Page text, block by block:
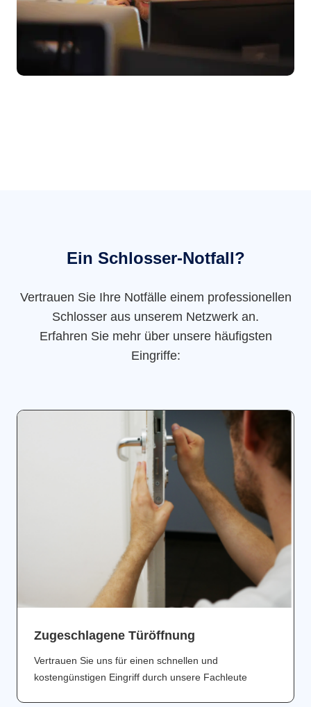
Ein Schlosser-Notfall?
Vertrauen Sie Ihre Notfälle einem professionellen
Schlosser aus unserem Netzwerk an.
Erfahren Sie mehr über unsere häufigsten
Eingriffe:
Zugeschlagene Türöffnung
Vertrauen Sie uns für einen schnellen und
kostengünstigen Eingriff durch unsere Fachleute